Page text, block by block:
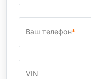
Ваш телефон*
VIN